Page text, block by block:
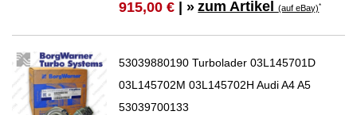
915,00 € | » zum Artikel(auf eBay)*
53039880190 Turbolader 03L145701D
03L145702M 03L145702H Audi A4 A5
53039700133